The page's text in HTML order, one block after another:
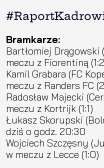
Bramkarze:
Bartłomiej
meczu z Fiorentiną
Kamil Grabara (FC
meczu z Randers FC
Radosław Majecki
meczu z Kortrijk (1:1)
Łukasz Skorupski
dziś o godz. 20:30
Wojciech Szczęsny
w meczu z Lecce (1:0)